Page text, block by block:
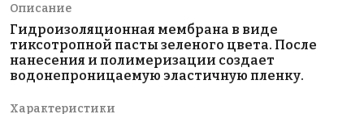
Описание
Гидроизоляционная мембрана в виде
тиксотропной пасты зеленого цвета. После
нанесения и полимеризации создает
водонепроницаемую эластичную пленку.
Характеристики